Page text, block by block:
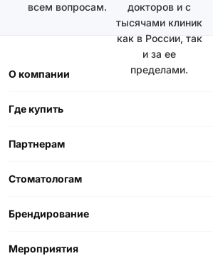
всем вопросам.
докторов и с
тысячами клиник
как в России, так
и за ее
пределами.
О компании
Где купить
Партнерам
Стоматологам
Брендирование
Мероприятия